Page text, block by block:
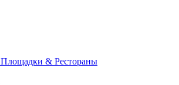
Площадки & Рестораны